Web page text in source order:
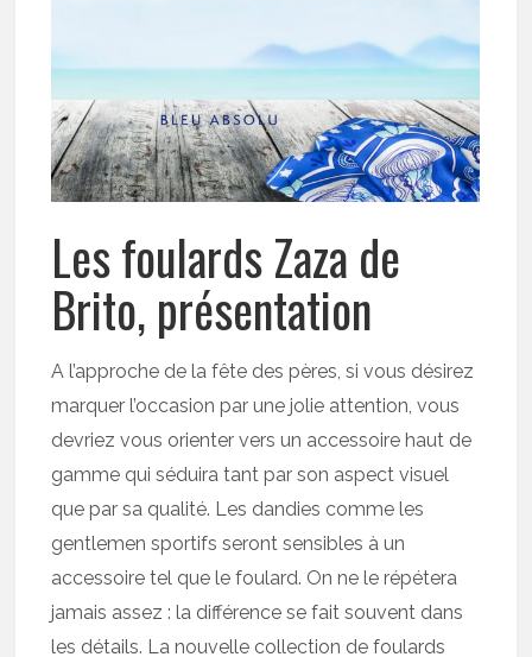
Les foulards Zaza de
Brito, présentation
A l’approche de la fête des pères, si vous désirez
marquer l’occasion par une jolie attention, vous
devriez vous orienter vers un accessoire haut de
gamme qui séduira tant par son aspect visuel
que par sa qualité. Les dandies comme les
gentlemen sportifs seront sensibles à un
accessoire tel que le foulard. On ne le répétera
jamais assez : la différence se fait souvent dans
les détails. La nouvelle collection de foulards